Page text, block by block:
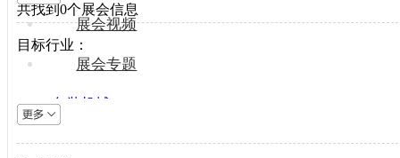
展会视频
展会专题
共找到0个展会信息
上海
天津
重庆
山西
内蒙古
目标行业：
包装机械
电梯设备